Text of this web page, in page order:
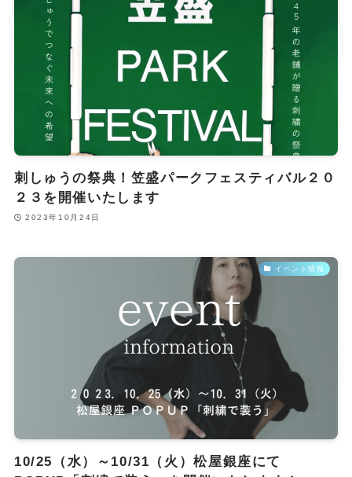
刺しゅうの祭典！笠盛パークフェスティバル２０
２３を開催いたします
2023年10月24日
イベント情報
10/25（水）～10/31（火）松屋銀座にて